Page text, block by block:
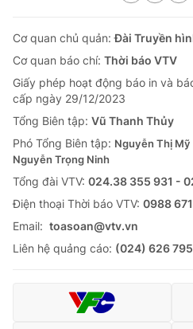
Cơ quan chủ quản:Đài Truyền
Cơ quan báo chí: Thời báo VTV
Giấy phép hoạt động báo in và
cấp ngày 29/12/2023
Tổng Biên tập: Vũ Thanh Thủy
Phó Tổng Biên tập: Nguyễn Thị Mỹ
Nguyễn Trọng Ninh
Tổng đài VTV: 024.38 355 931 -
Ðiện thoại Thời báo VTV: 0988
Email: toasoan@vtv.vn
Liên hệ quảng cáo: (024) 626